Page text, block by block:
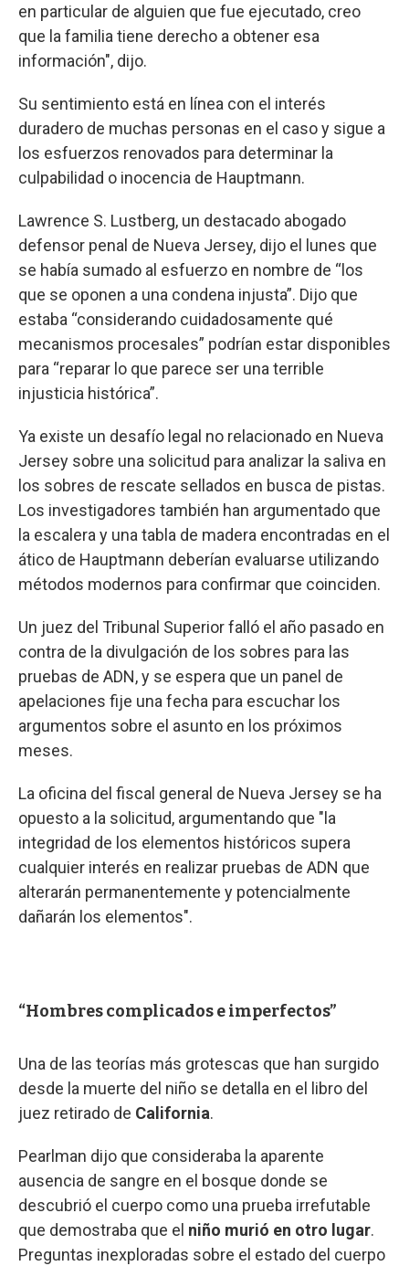
en particular de alguien que fue ejecutado, creo
que la familia tiene derecho a obtener esa
información", dijo.
Su sentimiento está en línea con el interés
duradero de muchas personas en el caso y sigue a
los esfuerzos renovados para determinar la
culpabilidad o inocencia de Hauptmann.
Lawrence S. Lustberg, un destacado abogado
defensor penal de Nueva Jersey, dijo el lunes que
se había sumado al esfuerzo en nombre de “los
que se oponen a una condena injusta”. Dijo que
estaba “considerando cuidadosamente qué
mecanismos procesales” podrían estar disponibles
para “reparar lo que parece ser una terrible
injusticia histórica”.
Ya existe un desafío legal no relacionado en Nueva
Jersey sobre una solicitud para analizar la saliva en
los sobres de rescate sellados en busca de pistas.
Los investigadores también han argumentado que
la escalera y una tabla de madera encontradas en el
ático de Hauptmann deberían evaluarse utilizando
métodos modernos para confirmar que coinciden.
Un juez del Tribunal Superior falló el año pasado en
contra de la divulgación de los sobres para las
pruebas de ADN, y se espera que un panel de
apelaciones fije una fecha para escuchar los
argumentos sobre el asunto en los próximos
meses.
La oficina del fiscal general de Nueva Jersey se ha
opuesto a la solicitud, argumentando que "la
integridad de los elementos históricos supera
cualquier interés en realizar pruebas de ADN que
alterarán permanentemente y potencialmente
dañarán los elementos".
“Hombres complicados e imperfectos”
Una de las teorías más grotescas que han surgido
desde la muerte del niño se detalla en el libro del
juez retirado de California.
Pearlman dijo que consideraba la aparente
ausencia de sangre en el bosque donde se
descubrió el cuerpo como una prueba irrefutable
que demostraba que el niño murió en otro lugar.
Preguntas inexploradas sobre el estado del cuerpo